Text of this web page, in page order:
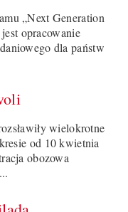
„Next Generation
opracowanie
dla państw
wielokrotne
od 10 kwietnia
obozowa